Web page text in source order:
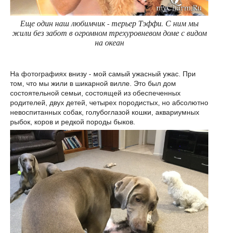
Еще один наш любимчик - терьер Тэффи. С ним мы
жили без забот в огромном трехуровневом доме с видом
на океан
На фотографиях внизу - мой самый ужасный ужас. При
том, что мы жили в шикарной вилле. Это был дом
состоятельной семьи, состоящей из обеспеченных
родителей, двух детей, четырех породистых, но абсолютно
невоспитанных собак, голубоглазой кошки, аквариумных
рыбок, коров и редкой породы быков.